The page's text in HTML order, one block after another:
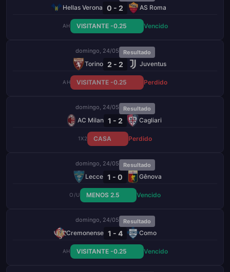
Hellas Verona 0 - 2 AS Roma
AH VISITANTE -0.25 Vencido
domingo, 24/05 Resultado
Torino 2 - 2 Juventus
AH VISITANTE -0.25 Perdido
domingo, 24/05 Resultado
AC Milan 1 - 2 Cagliari
1X2 CASA Perdido
domingo, 24/05 Resultado
Lecce 1 - 0 Gênova
O/U MENOS 2.5 Vencido
domingo, 24/05 Resultado
Cremonense 1 - 4 Como
AH VISITANTE -0.25 Vencido